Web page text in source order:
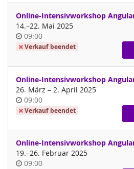
Online-Intensivworkshop Angular
14.–bis
22. Mai 2025
Uhrzeit
09:00
Verkauf beendet
Online-Intensivworkshop Angular
26. März –bis2. April 2025
Uhrzeit
09:00
Verkauf beendet
Online-Intensivworkshop Angular
19.–bis
26. Februar 2025
Uhrzeit
09:00